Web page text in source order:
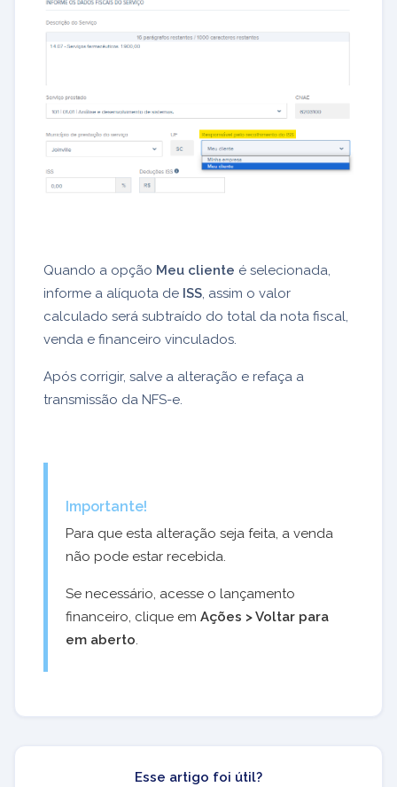
Quando a opção Meu cliente é selecionada,
informe a alíquota de ISS, assim o valor
calculado será subtraído do total da nota fiscal,
venda e financeiro vinculados.
Após corrigir, salve a alteração e refaça a
transmissão da NFS-e.
Importante!
Para que esta alteração seja feita, a venda
não pode estar recebida.
Se necessário, acesse o lançamento
financeiro, clique em Ações > Voltar para
em aberto.
Esse artigo foi útil?